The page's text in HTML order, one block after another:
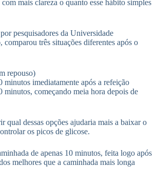
mais clareza o quanto esse hábito simples
pesquisadores da Universidade
comparou três situações diferentes após o
repouso)
minutos imediatamente após a refeição
minutos, começando meia hora depois de
qual dessas opções ajudaria mais a baixar o
os picos de glicose.
de apenas 10 minutos, feita logo após
melhores que a caminhada mais longa